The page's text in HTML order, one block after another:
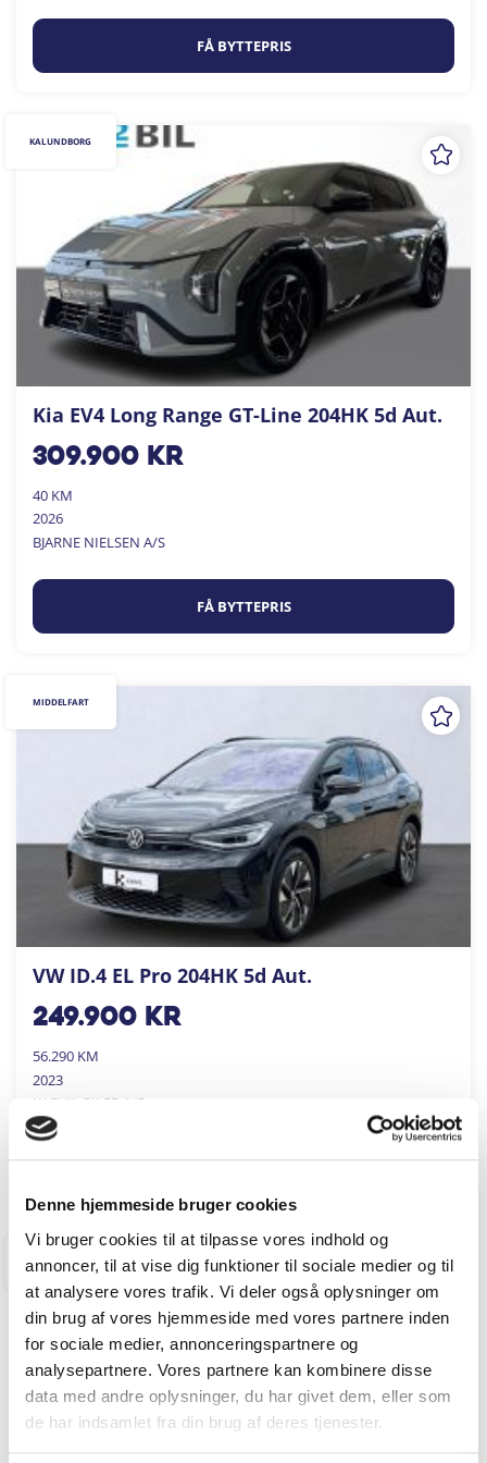
Denne hjemmeside bruger cookies
Vi bruger cookies til at tilpasse vores indhold og
annoncer, til at vise dig funktioner til sociale medier og til
at analysere vores trafik. Vi deler også oplysninger om
din brug af vores hjemmeside med vores partnere inden
for sociale medier, annonceringspartnere og
analysepartnere. Vores partnere kan kombinere disse
data med andre oplysninger, du har givet dem, eller som
de har indsamlet fra din brug af deres tjenester.
FÅ BYTTEPRIS
Kia EV4 Long Range GT-Line 204HK 5d Aut.
309.900kr
40 KM
2026
BJARNE NIELSEN A/S
FÅ BYTTEPRIS
KALUNDBORG
VW ID.4 EL Pro 204HK 5d Aut.
249.900kr
56.290 KM
2023
KARVIL BILER A/S
MIDDELFART
RINGKØBING